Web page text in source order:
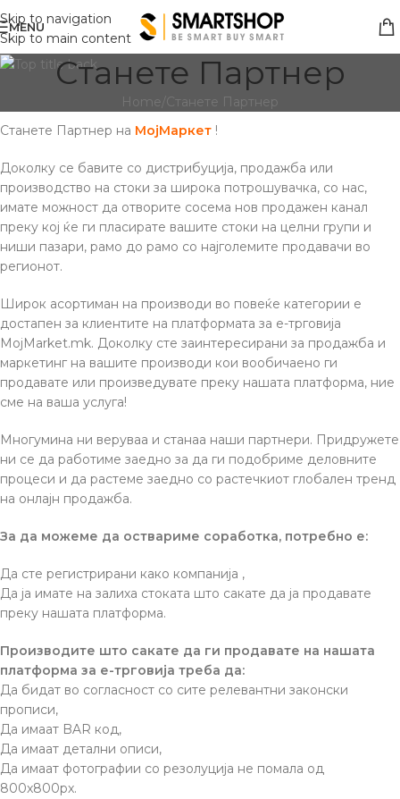
Skip to navigation
Skip to main content
MENU
Станете Партнер
Home Станете Партнер
Станете Партнер на МојМаркет !
Доколку се бавите со дистрибуција, продажба или
производство на стоки за широка потрошувачка, со нас,
имате можност да отворите сосема нов продажен канал
преку кој ќе ги пласирате вашите стоки на целни групи и
ниши пазари, рамо до рамо со најголемите продавачи во
регионот.
Широк асортиман на производи во повеќе категории е
достапен за клиентите на платформата за е-трговија
MojMarket.mk. Доколку сте заинтересирани за продажба и
маркетинг на вашите производи кои вообичаено ги
продавате или произведувате преку нашата платформа, ние
сме на ваша услуга!
Многумина ни веруваа и станаа наши партнери. Придружете
ни се да работиме заедно за да ги подобриме деловните
процеси и да растеме заедно со растечкиот глобален тренд
на онлајн продажба.
За да можеме да оствариме соработка, потребно е:
Да сте регистрирани како компанија ,
Да ја имате на залиха стоката што сакате да ја продавате
преку нашата платформа.
Производите што сакате да ги продавате на нашата
платформа за е-трговија треба да:
Да бидат во согласност со сите релевантни законски
прописи,
Да имаат BAR код,
Да имаат детални описи,
Да имаат фотографии со резолуција не помала од
800x800px.